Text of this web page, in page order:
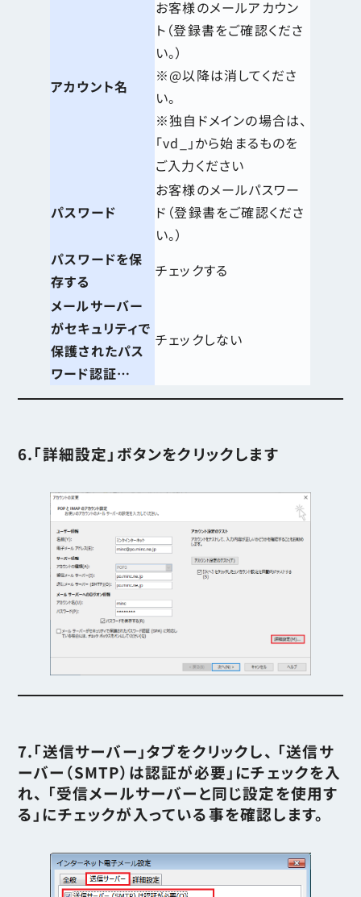
アカウント名
お客様のメールアカウン
ト（登録書をご確認くださ
い。）
※@以降は消してくださ
い。
※独自ドメインの場合は、
「vd_」から始まるものを
ご入力ください
パスワード
お客様のメールパスワー
ド（登録書をご確認くださ
い。）
パスワードを保
存する
チェックする
メールサーバー
がセキュリティで
保護されたパス
ワード認証…
チェックしない
6.「詳細設定」ボタンをクリックします
7.「送信サーバー」タブをクリックし、 「送信サ
ーバー（SMTP）は認証が必要」にチェックを入
れ、 「受信メールサーバーと同じ設定を使用す
る」にチェックが入っている事を確認します。